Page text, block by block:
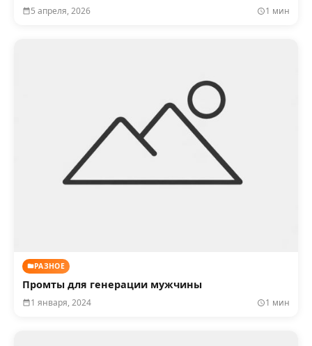
5 апреля, 2026 1 мин
РАЗНОЕ
Промты для генерации мужчины
1 января, 2024 1 мин